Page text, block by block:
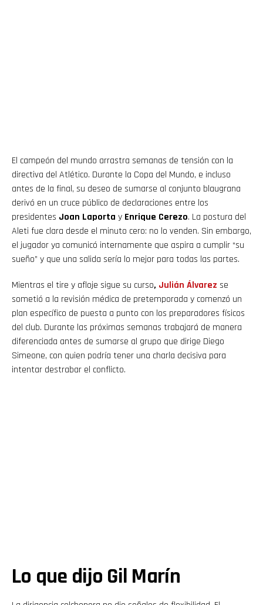
El campeón del mundo arrastra semanas de tensión con la
directiva del Atlético. Durante la Copa del Mundo, e incluso
antes de la final, su deseo de sumarse al conjunto blaugrana
derivó en un cruce público de declaraciones entre los
presidentes Joan Laporta y Enrique Cerezo. La postura del
Aleti fue clara desde el minuto cero: no lo venden. Sin embargo,
el jugador ya comunicó internamente que aspira a cumplir “su
sueño” y que una salida sería lo mejor para todas las partes.
Mientras el tire y afloje sigue su curso, Julián Álvarez se
sometió a la revisión médica de pretemporada y comenzó un
plan específico de puesta a punto con los preparadores físicos
del club. Durante las próximas semanas trabajará de manera
diferenciada antes de sumarse al grupo que dirige Diego
Simeone, con quien podría tener una charla decisiva para
intentar destrabar el conflicto.
Lo que dijo Gil Marín